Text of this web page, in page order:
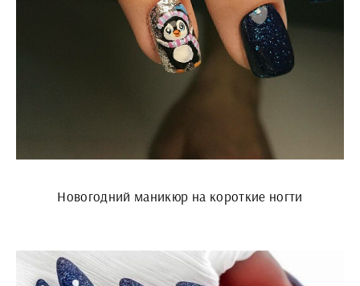
Новогодний маникюр на короткие ногти